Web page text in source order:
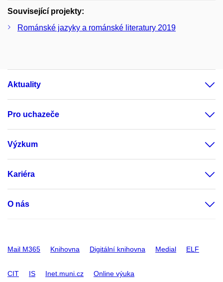
Související projekty:
Románské jazyky a románské literatury 2019
Aktuality
Pro uchazeče
Výzkum
Kariéra
O nás
Mail M365 Knihovna Digitální knihovna Medial ELF
CIT IS Inet.muni.cz Online výuka